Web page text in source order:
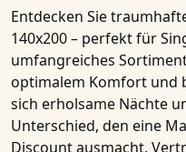
Entdecken Sie
140x200 – perfekt für
umfangreiches
optimalem Komfort und
sich erholsame Nächte
Unterschied, den eine
Discount ausmacht.